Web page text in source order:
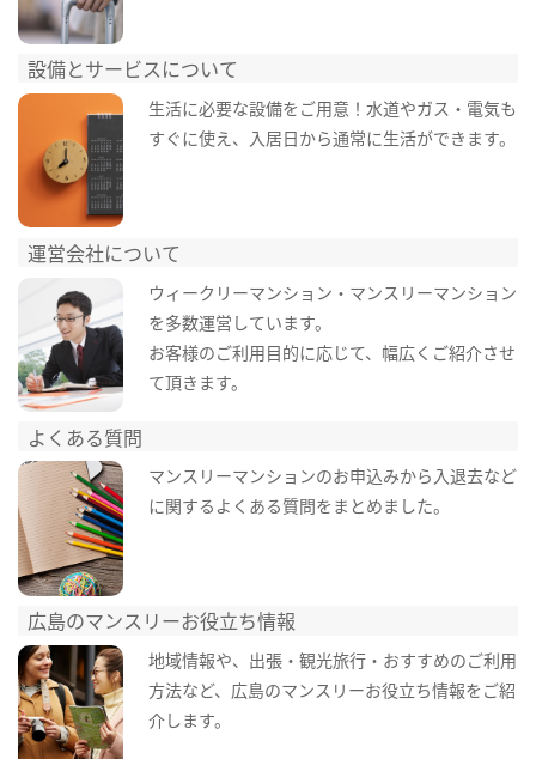
設備とサービスについて
生活に必要な設備をご用意！水道やガス・電気も
すぐに使え、入居日から通常に生活ができます。
運営会社について
ウィークリーマンション・マンスリーマンション
を多数運営しています。
お客様のご利用目的に応じて、幅広くご紹介させ
て頂きます。
よくある質問
マンスリーマンションのお申込みから入退去など
に関するよくある質問をまとめました。
広島のマンスリーお役立ち情報
地域情報や、出張・観光旅行・おすすめのご利用
方法など、広島のマンスリーお役立ち情報をご紹
介します。